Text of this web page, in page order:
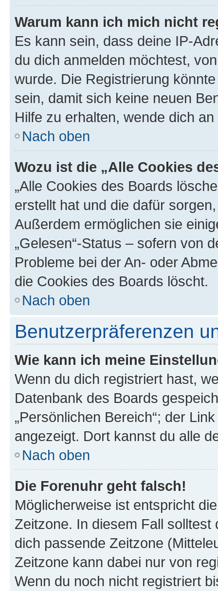
Warum kann ich mich nicht
Es kann sein, dass deine IP-
du dich anmelden möchtest,
wurde. Die Registrierung
sein, damit sich keine neuen
Hilfe zu erhalten, wende dich
Nach oben
Wozu ist die „Alle Cookies
„Alle Cookies des Boards
erstellt hat und die dafür
Außerdem ermöglichen sie
„Gelesen“-Status – sofern von
Probleme bei der An- oder
die Cookies des Boards löscht.
Nach oben
Benutzerpräferenzen
Wie kann ich meine
Wenn du dich registriert hast,
Datenbank des Boards
„Persönlichen Bereich“; der
angezeigt. Dort kannst du alle
Nach oben
Die Forenuhr geht falsch!
Möglicherweise ist entspricht
Zeitzone. In diesem Fall solltest
dich passende Zeitzone
Zeitzone kann dabei nur von
Wenn du noch nicht registriert